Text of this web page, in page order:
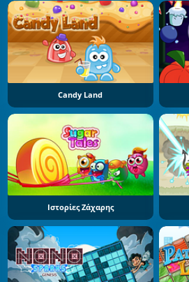
Candy Land
Ιστορίες Ζάχαρης